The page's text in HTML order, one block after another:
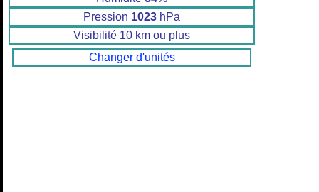
Pression 1023 hPa
Visibilité 10 km ou plus
Changer d'unités